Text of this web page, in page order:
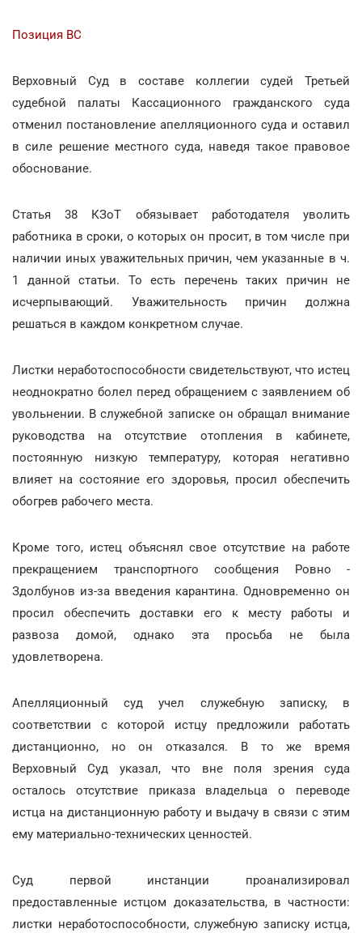
Позиция ВС
Верховный Суд в составе коллегии судей Третьей
судебной палаты Кассационного гражданского суда
отменил постановление апелляционного суда и оставил
в силе решение местного суда, наведя такое правовое
обоснование.
Статья 38 КЗоТ обязывает работодателя уволить
работника в сроки, о которых он просит, в том числе при
наличии иных уважительных причин, чем указанные в ч.
1 данной статьи. То есть перечень таких причин не
исчерпывающий. Уважительность причин должна
решаться в каждом конкретном случае.
Листки неработоспособности свидетельствуют, что истец
неоднократно болел перед обращением с заявлением об
увольнении. В служебной записке он обращал внимание
руководства на отсутствие отопления в кабинете,
постоянную низкую температуру, которая негативно
влияет на состояние его здоровья, просил обеспечить
обогрев рабочего места.
Кроме того, истец объяснял свое отсутствие на работе
прекращением транспортного сообщения Ровно -
Здолбунов из-за введения карантина. Одновременно он
просил обеспечить доставки его к месту работы и
развоза домой, однако эта просьба не была
удовлетворена.
Апелляционный суд учел служебную записку, в
соответствии с которой истцу предложили работать
дистанционно, но он отказался. В то же время
Верховный Суд указал, что вне поля зрения суда
осталось отсутствие приказа владельца о переводе
истца на дистанционную работу и выдачу в связи с этим
ему материально-технических ценностей.
Суд первой инстанции проанализировал
предоставленные истцом доказательства, в частности:
листки неработоспособности, служебную записку истца,